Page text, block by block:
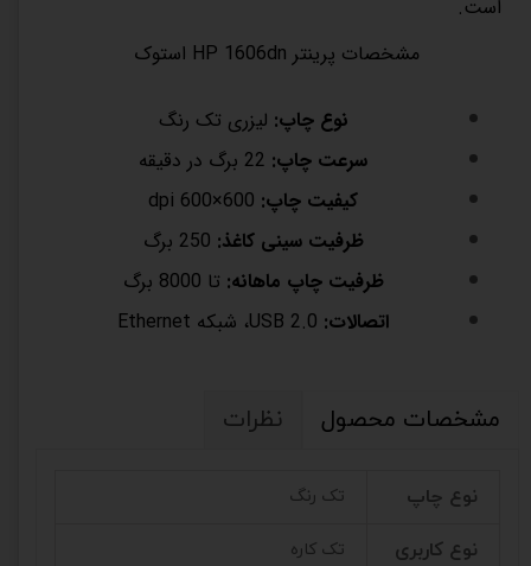
است.
مشخصات پرینتر HP 1606dn استوک
نوع چاپ: لیزری تک رنگ
سرعت چاپ:
کیفیت چاپ:
ظرفیت سینی کاغذ:
ظرفیت چاپ ماهانه: تا 8000 برگ
اتصالات:
مشخصات محصول نظرات
نوع چاپ تک رنگ
نوع کاربری تک کاره